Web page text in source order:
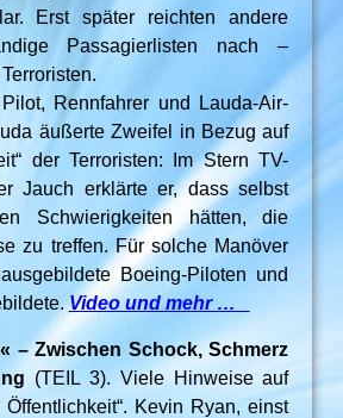
Erst später reichten andere
Passagierlisten nach –
Rennfahrer und Lauda-Air-
äußerte Zweifel in Bezug auf
der Terroristen: Im Stern TV-
Jauch erklärte er, dass selbst
Schwierigkeiten hätten, die
zu treffen. Für solche Manöver
Boeing-Piloten und
Video und mehr …
– Zwischen Schock, Schmerz
(TEIL 3). Viele Hinweise auf
Öffentlichkeit“. Kevin Ryan, einst